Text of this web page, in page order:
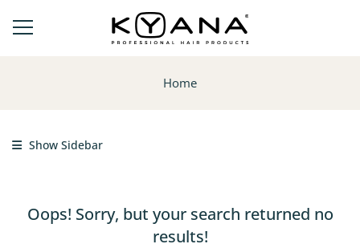
Home
Show Sidebar
Oops! Sorry, but your search returned no
results!